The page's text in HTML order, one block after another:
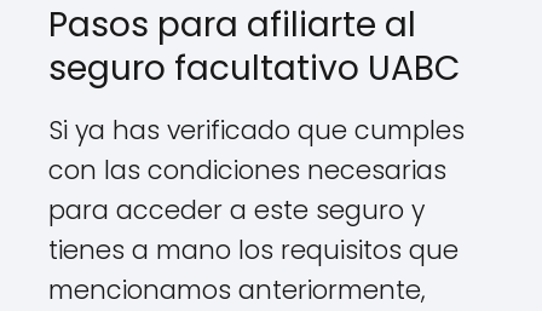
Pasos para afiliarte al
seguro facultativo UABC
Si ya has verificado que cumples
con las condiciones necesarias
para acceder a este seguro y
tienes a mano los requisitos que
mencionamos anteriormente,